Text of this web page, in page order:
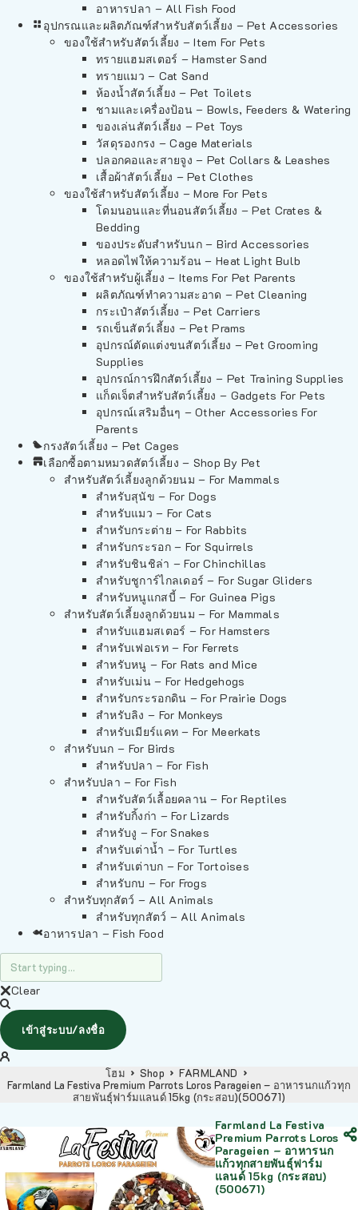
อาหารปลา – All Fish Food
อุปกรณและผลิตภัณฑ์สำหรับสัตว์เลี้ยง – Pet Accessories
ของใช้สำหรับสัตว์เลี้ยง – Item For Pets
ทรายแฮมสเตอร์ – Hamster Sand
ทรายแมว – Cat Sand
ห้องน้ำสัตว์เลี้ยง – Pet Toilets
ชามและเครื่องป้อน – Bowls, Feeders & Watering
ของเล่นสัตว์เลี้ยง – Pet Toys
วัสดุรองกรง – Cage Materials
ปลอกคอและสายจูง – Pet Collars & Leashes
เสื้อผ้าสัตว์เลี้ยง – Pet Clothes
ของใช้สำหรับสัตว์เลี้ยง – More For Pets
โดมนอนและที่นอนสัตว์เลี้ยง – Pet Crates &
Bedding
ของประดับสำหรับนก – Bird Accessories
หลอดไฟให้ความร้อน – Heat Light Bulb
ของใช้สำหรับผู้เลี้ยง – Items For Pet Parents
ผลิตภัณฑ์ทำความสะอาด – Pet Cleaning
กระเป๋าสัตว์เลี้ยง – Pet Carriers
รถเข็นสัตว์เลี้ยง – Pet Prams
อุปกรณ์ตัดแต่งขนสัตว์เลี้ยง – Pet Grooming
Supplies
อุปกรณ์การฝึกสัตว์เลี้ยง – Pet Training Supplies
แก็ดเจ็ตสำหรับสัตว์เลี้ยง – Gadgets For Pets
อุปกรณ์เสริมอื่นๆ – Other Accessories For
Parents
กรงสัตว์เลี้ยง – Pet Cages
เลือกซื้อตามหมวดสัตว์เลี้ยง – Shop By Pet
สำหรับสัตว์เลี้ยงลูกด้วยนม – For Mammals
สำหรับสุนัข – For Dogs
สำหรับแมว – For Cats
สำหรับกระต่าย – For Rabbits
สำหรับกระรอก – For Squirrels
สำหรับชินชิล่า – For Chinchillas
สำหรับชูการ์ไกลเดอร์ – For Sugar Gliders
สำหรับหนูแกสบี้ – For Guinea Pigs
สำหรับสัตว์เลี้ยงลูกด้วยนม – For Mammals
สำหรับแฮมสเตอร์ – For Hamsters
สำหรับเฟอเรท – For Ferrets
สำหรับหนู – For Rats and Mice
สำหรับเม่น – For Hedgehogs
สำหรับกระรอกดิน – For Prairie Dogs
สำหรับลิง – For Monkeys
สำหรับเมียร์แคท – For Meerkats
สำหรับนก – For Birds
สำหรับปลา – For Fish
สำหรับปลา – For Fish
สำหรับสัตว์เลื้อยคลาน – For Reptiles
สำหรับกิ้งก่า – For Lizards
สำหรับงู – For Snakes
สำหรับเต่าน้ำ – For Turtles
สำหรับเต่าบก – For Tortoises
สำหรับกบ – For Frogs
สำหรับทุกสัตว์ – All Animals
สำหรับทุกสัตว์ – All Animals
อาหารปลา – Fish Food
Clear
เข้าสู่ระบบ/ลงชื่อ
โฮม Shop
FARMLAND
Farmland La Festiva Premium Parrots Loros Parageien – อาหารนกแก้วทุก
สายพันธุ์ฟาร์มแลนด์ 15kg (กระสอบ)(500671)
Farmland La Festiva
Premium Parrots Loros
Parageien – อาหารนก
แก้วทุกสายพันธุ์ฟาร์ม
แลนด์ 15kg (กระสอบ)
(500671)